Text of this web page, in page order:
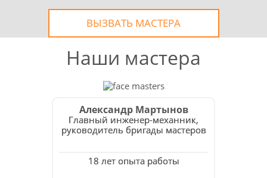
ВЫЗВАТЬ МАСТЕРА
Наши мастера
Александр Мартынов
Главный инженер-механник,
руководитель бригады мастеров
18 лет опыта работы